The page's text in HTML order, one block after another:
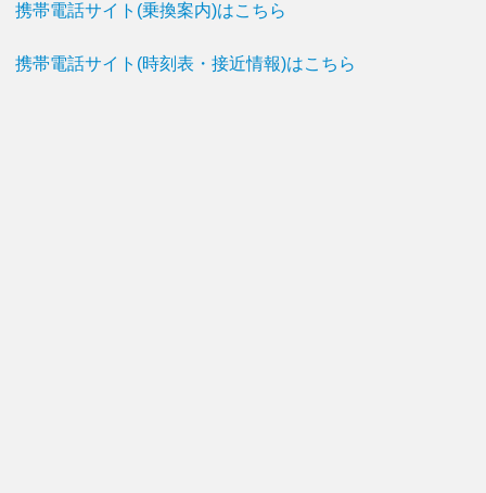
携帯電話サイト(乗換案内)はこちら
携帯電話サイト(時刻表・接近情報)はこちら